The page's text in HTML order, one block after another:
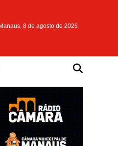
Manaus, 8 de agosto de 2026